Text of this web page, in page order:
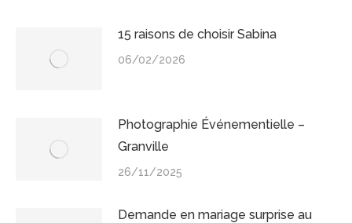
15 raisons de choisir Sabina
06/02/2026
Photographie Événementielle –
Granville
26/11/2025
Demande en mariage surprise au